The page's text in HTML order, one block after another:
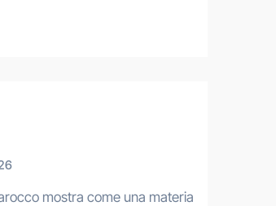
mostra come una materia